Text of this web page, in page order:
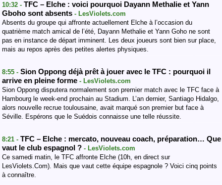
10:32 - TFC – Elche : voici pourquoi Dayann Methalie et Yann
Gboho sont absents - LesViolets.com
Absents du groupe qui affronte actuellement Elche à l’occasion du
quatrième match amical de l’été, Dayann Methalie et Yann Goho ne sont
pas en instance de départ imminent. Les deux joueurs sont bien sur place,
mais au repos après des petites alertes physiques.
8:55 - Sion Oppong déjà prêt à jouer avec le TFC : pourquoi il
arrive en pleine forme - LesViolets.com
Sion Oppong disputera normalement son premier match avec le TFC face à
Hambourg le week-end prochain au Stadium. L’an dernier, Santiago Hidalgo,
alors nouvelle recrue toulousaine, avait marqué son premier but face à
Séville. Espérons que le Suédois connaisse une telle réussite.
8:21 - TFC – Elche : mercato, nouveau coach, préparation… Que
vaut le club espagnol ? - LesViolets.com
Ce samedi matin, le TFC affronte Elche (10h, en direct sur
LesViolets.Com). Mais que vaut cette équipe espagnole ? Voici cinq points
à connaître.